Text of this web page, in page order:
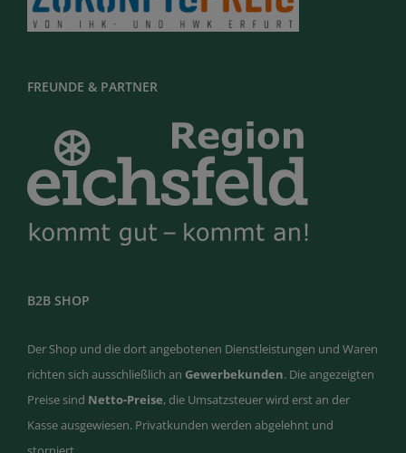
FREUNDE & PARTNER
B2B SHOP
Der Shop und die dort angebotenen Dienstleistungen und Waren
richten sich ausschließlich an Gewerbekunden. Die angezeigten
Preise sind Netto-Preise, die Umsatzsteuer wird erst an der
Kasse ausgewiesen. Privatkunden werden abgelehnt und